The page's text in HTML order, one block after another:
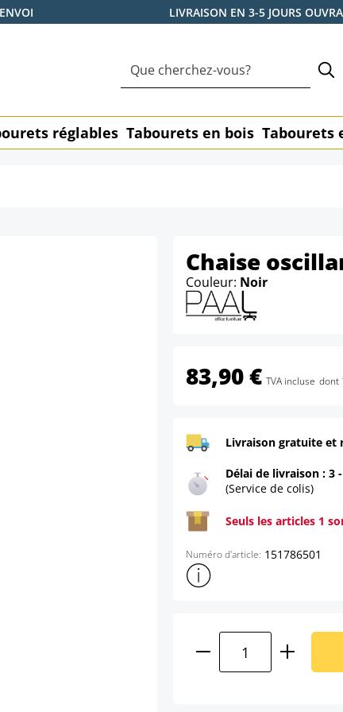
LIVRAISON EN 3-5 JOURS
réglables Tabourets en bois Tabourets
Chaise
Couleur: Noir
83,90 € TVA incluse dont
Livraison gratuite et
Délai de livraison : 3
(Service de colis)
Seuls les articles 1
Numéro d'article: 151786501
Afficher plus d'informations
Quantité de